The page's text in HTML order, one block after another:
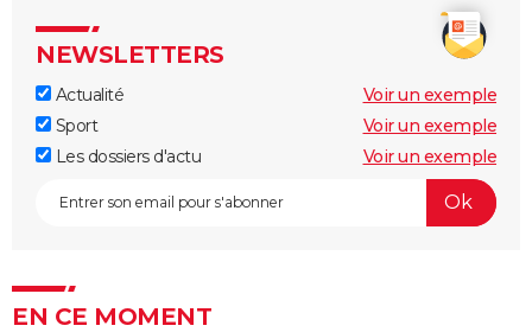
NEWSLETTERS
Actualité
Voir un exemple
Sport
Voir un exemple
Les dossiers d'actu
Voir un exemple
EN CE MOMENT